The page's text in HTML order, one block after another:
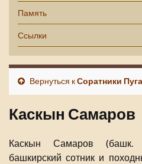
Память
Ссылки
Вернуться кСоратники
Каскын Самаров
Каскын Самаров
башкирский сотник и